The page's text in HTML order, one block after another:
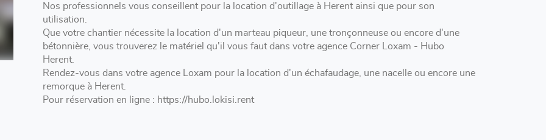
Nos professionnels vous conseillent pour la location d'outillage à Herent ainsi que pour son
utilisation.
Que votre chantier nécessite la location d'un marteau piqueur, une tronçonneuse ou encore d'une
bétonnière, vous trouverez le matériel qu'il vous faut dans votre agence Corner Loxam - Hubo
Herent.
Rendez-vous dans votre agence Loxam pour la location d'un échafaudage, une nacelle ou encore une
remorque à Herent.
Pour réservation en ligne : https://hubo.lokisi.rent